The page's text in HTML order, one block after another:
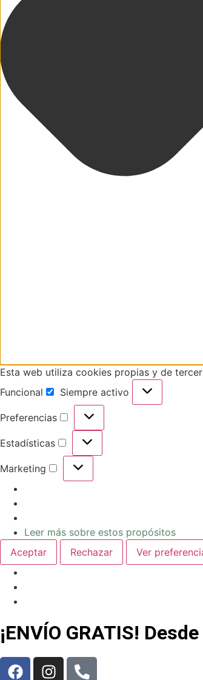
Esta web utiliza cookies propias y de
Funcional
Siempre activo
Preferencias
Estadísticas
Marketing
Leer más sobre estos propósitos
Aceptar
Rechazar Ver
¡ENVÍO GRATIS!